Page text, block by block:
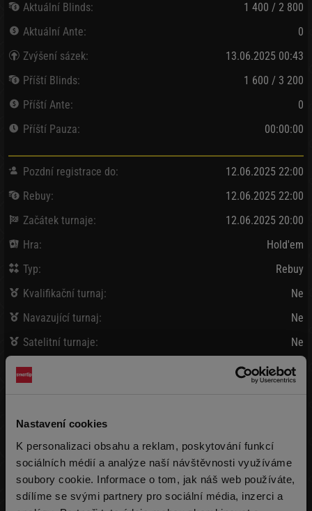
Nastavení cookies
K personalizaci obsahu a reklam, poskytování funkcí
sociálních médií a analýze naší návštěvnosti využíváme
soubory cookie. Informace o tom, jak náš web používáte,
sdílíme se svými partnery pro sociální média, inzerci a
Aktuální Blinds:
1 400 / 2 800
Aktuální Ante:
0
Zvýšení sázek:
13.06.2025 00:43
Příští Blinds:
1 600 / 3 200
Příští Ante:
0
Příští Pauza:
00:00:00
Pozdní registrace do:
12.06.2025 22:00
Rebuy:
12.06.2025 22:00
Začátek turnaje:
12.06.2025 20:00
Hra:
Hold'em
Typ:
Rebuy
Kvalifikační turnaj:
Ne
Navazující turnaj:
Ne
Satelitní turnaje:
Ne
Bank / Vybráno: /15 030 Kč
Pozdní registrace: 90 Kč + 10 Kč
(2 000 žetonů) max 999x
Rebuy: 90 Kč + 10 Kč
(2 000 žetonů)max 999x